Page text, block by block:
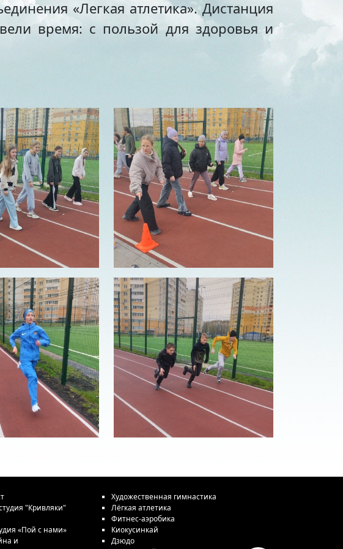
«Легкая атлетика». Дистанция
время: с пользой для здоровья и
"Кривляки"
«Пой с нами»
и
Художественная гимнастика
Лёгкая атлетика
Фитнес-аэробика
Киокусинкай
Дзюдо